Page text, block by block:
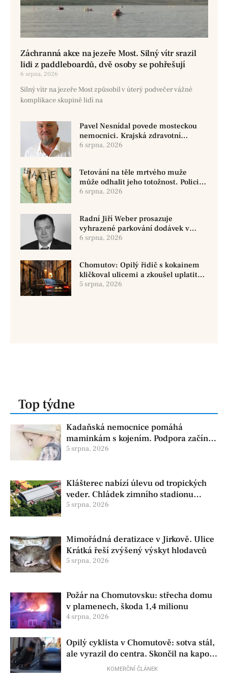
Záchranná akce na jezeře Most. Silný vítr srazil
lidi z paddleboardů, dvě osoby se pohřešují
6 srpna, 2026
Silný vítr na jezeře Most způsobil v úterý podvečer vážné
komplikace skupině lidí na
Pavel Nesnídal povede mosteckou
nemocnici. Krajská zdravotní
oznámila změnu ve vedení
6 srpna, 2026
Tetování na těle mrtvého muže
může odhalit jeho totožnost. Policie
žádá o pomoc
6 srpna, 2026
Radní Jiří Weber prosazuje
vyhrazené parkování dodávek v
Chomutově
6 srpna, 2026
Chomutov: Opilý řidič s kokainem
kličkoval ulicemi a zkoušel uplatit
policisty
5 srpna, 2026
Top týdne
Kadaňská nemocnice pomáhá
maminkám s kojením. Podpora začíná
už před porodem
5 srpna, 2026
Klášterec nabízí úlevu od tropických
veder. Chládek zimního stadionu
pomůže seniorům i nemocným
5 srpna, 2026
Mimořádná deratizace v Jirkově. Ulice
Krátká řeší zvýšený výskyt hlodavců
5 srpna, 2026
Požár na Chomutovsku: střecha domu
v plamenech, škoda 1,4 milionu
4 srpna, 2026
Opilý cyklista v Chomutově: sotva stál,
ale vyrazil do centra. Skončil na kapotě
KOMERČNÍ ČLÁNEK